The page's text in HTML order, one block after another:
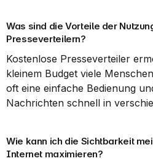
Was sind die Vorteile der
Presseverteilern?
Kostenlose Presseverteiler
kleinem Budget viele
oft eine einfache Bedienung
Nachrichten schnell in
Wie kann ich die Sichtbarkeit
Internet maximieren?